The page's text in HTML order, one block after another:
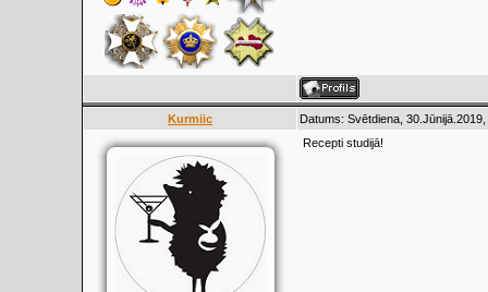
Kurmiic Datums: Svētdiena,
Recepti studijā!